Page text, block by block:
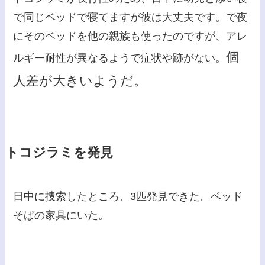
で同じベッドで寝てますが彼は大丈夫です。で夜
にそのベッドを他の親族も使ったのですが、アレ
ルギー耐性が異なるようで症状や跡がない。個
人差が大きいようだ。
トコジラミを発見
日中に捜索したところ、3匹発見できた。ベッド
そばの家具にいた。